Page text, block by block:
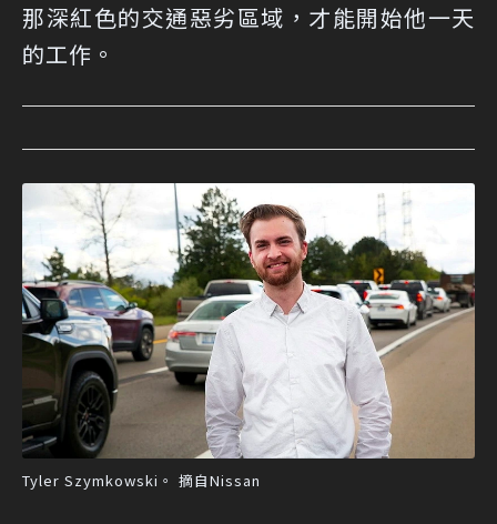
那深紅色的交通惡劣區域，才能開始他一天
的工作。
Tyler Szymkowski。 摘自Nissan